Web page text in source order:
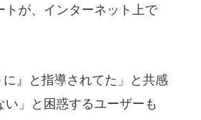
が、インターネット上で
』と指導されてた」と共感
」と困惑するユーザーも